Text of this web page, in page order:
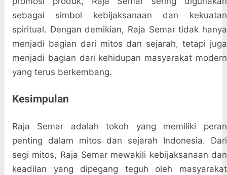
sebagai simbol kebijaksanaan dan kekuatan
spiritual. Dengan demikian, Raja Semar tidak hanya
menjadi bagian dari mitos dan sejarah, tetapi juga
menjadi bagian dari kehidupan masyarakat modern
yang terus berkembang.
Kesimpulan
Raja Semar adalah tokoh yang memiliki peran
penting dalam mitos dan sejarah Indonesia. Dari
segi mitos, Raja Semar mewakili kebijaksanaan dan
keadilan yang dipegang teguh oleh masyarakat